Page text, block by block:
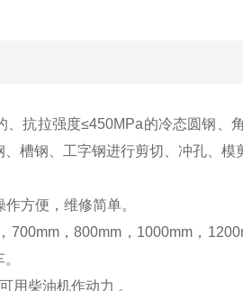
、抗拉强度≤450MPa的冷态圆钢、
槽钢、工字钢进行剪切、冲孔、
方便，维修简单。
700mm，800mm，1000mm，
用柴油机作动力 。